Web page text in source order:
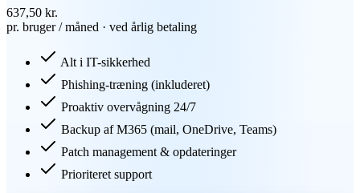
637,50 kr.
pr. bruger / måned · ved årlig betaling
Alt i IT-sikkerhed
Phishing-træning (inkluderet)
Proaktiv overvågning 24/7
Backup af M365 (mail, OneDrive, Teams)
Patch management & opdateringer
Prioriteret support